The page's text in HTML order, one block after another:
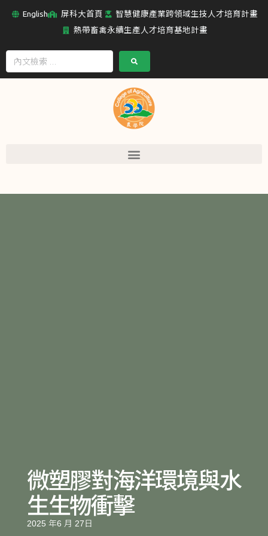
English 屏科大首頁
智慧健康產業跨領域生技人才培育計畫
熱帶畜禽永續生產人才培育基地計畫
微塑膠對海洋環境與水
生生物衝擊
2025 年6 月 27日